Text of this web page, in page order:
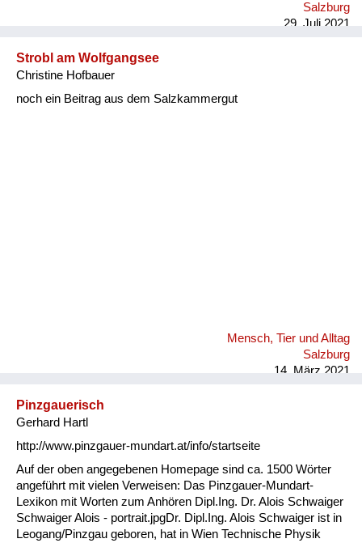
Salzburg
29. Juli 2021
Strobl am Wolfgangsee
Christine Hofbauer
noch ein Beitrag aus dem Salzkammergut
Mensch, Tier und Alltag
Salzburg
14. März 2021
Pinzgauerisch
Gerhard Hartl
http://www.pinzgauer-mundart.at/info/startseite
Auf der oben angegebenen Homepage sind ca. 1500 Wörter
angeführt mit vielen Verweisen: Das Pinzgauer-Mundart-
Lexikon mit Worten zum Anhören Dipl.Ing. Dr. Alois Schwaiger
Schwaiger Alois - portrait.jpgDr. Dipl.Ing. Alois Schwaiger ist in
Leogang/Pinzgau geboren, hat in Wien Technische Physik